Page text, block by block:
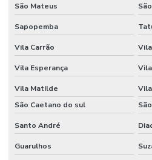
Filmes Extrudados Para Indústria
Filmes Para Embalagem Alimentícia
Filmes Plásticos Para Embalagem
Filmes Plásticos Para Embalagens
Filmes Plásticos Para Medicamentos
São Mateus
Sapopemba
Vila Carrão
Vila Esperança
Vila Matilde
São Caetano do sul
Santo André
Guarulhos